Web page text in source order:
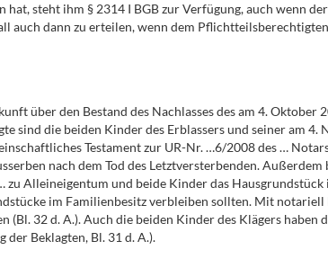
steht ihm § 2314 I BGB zur Verfügung, auch wenn
auch dann zu erteilen, wenn dem
über den Bestand des Nachlasses des am 4. Oktober
sind die beiden Kinder des Erblassers und seiner am 4.
Testament zur UR-Nr. …6/2008 des …
nach dem Tod des Letztversterbenden.
Alleineigentum und beide Kinder das
im Familienbesitz verbleiben sollten. Mit notariell
32 d. A.). Auch die beiden Kinder des Klägers haben
Beklagten, Bl. 31 d. A.).